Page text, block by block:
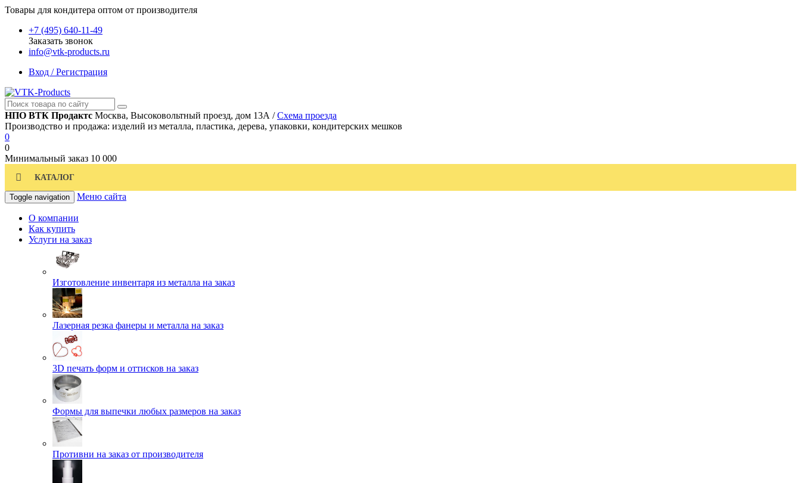
Товары для кондитера оптом от производителя
+7 (495) 640-11-49
Заказать звонок
info@vtk-products.ru
Вход / Регистрация
НПО ВТК Продактс Москва, Высоковольтный проезд, дом 13А /Схема проезда
Производство и продажа: изделий из металла, пластика, дерева, упаковки, кондитерских мешков
0
0
Минимальный заказ 10 000
КАТАЛОГ
Toggle navigation Меню сайта
О компании
Как купить
Услуги на заказ
Изготовление инвентаря из металла на заказ
Лазерная резка фанеры и металла на заказ
3D печать форм и оттисков на заказ
Формы для выпечки любых размеров на заказ
Противни на заказ от производителя